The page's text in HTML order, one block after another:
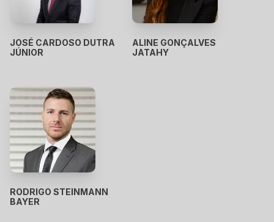
JOSÉ CARDOSO DUTRA
JÚNIOR
ALINE GONÇALVES
JATAHY
RODRIGO STEINMANN
BAYER